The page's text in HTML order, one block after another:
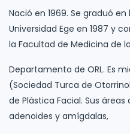
Nació en 1969. Se graduó
Universidad Ege en 1987 y
la Facultad de Medicina de
Departamento de ORL. Es
(Sociedad Turca de
de Plástica Facial. Sus
adenoides y amígdalas,